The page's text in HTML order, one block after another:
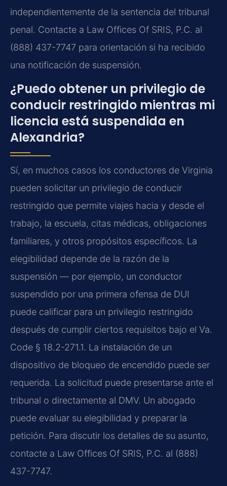
independientemente de la sentencia del tribunal
penal. Contacte a Law Offices Of SRIS, P.C. al
(888) 437-7747 para orientación si ha recibido
una notificación de suspensión.
¿Puedo obtener un privilegio de
conducir restringido mientras mi
licencia está suspendida en
Alexandria?
Sí, en muchos casos los conductores de Virginia
pueden solicitar un privilegio de conducir
restringido que permite viajes hacia y desde el
trabajo, la escuela, citas médicas, obligaciones
familiares, y otros propósitos específicos. La
elegibilidad depende de la razón de la
suspensión — por ejemplo, un conductor
suspendido por una primera ofensa de DUI
puede calificar para un privilegio restringido
después de cumplir ciertos requisitos bajo el Va.
Code § 18.2-271.1. La instalación de un
dispositivo de bloqueo de encendido puede ser
requerida. La solicitud puede presentarse ante el
tribunal o directamente al DMV. Un abogado
puede evaluar su elegibilidad y preparar la
petición. Para discutir los detalles de su asunto,
contacte a Law Offices Of SRIS, P.C. al (888)
437-7747.